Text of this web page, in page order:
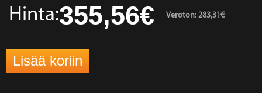
Hinta:355,56€ Veroton: 283,31€